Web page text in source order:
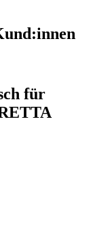
für